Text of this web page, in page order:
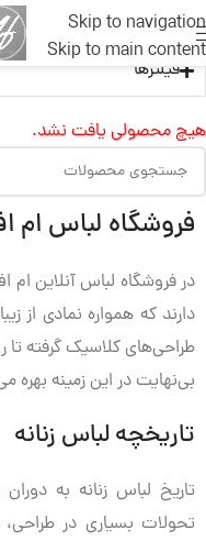
Skip to navigation
Skip to main content
فیلترها
هیچ محصولی یافت نشد.
فروشگاه لباس ام
در فروشگاه لباس آنلاین ام
دارند که همواره نمادی از
طراحی‌های کلاسیک گرفته تا
بی‌نهایت در این زمینه بهره
تاریخچه لباس زنانه
تاریخ لباس زنانه به دوران
تحولات بسیاری در